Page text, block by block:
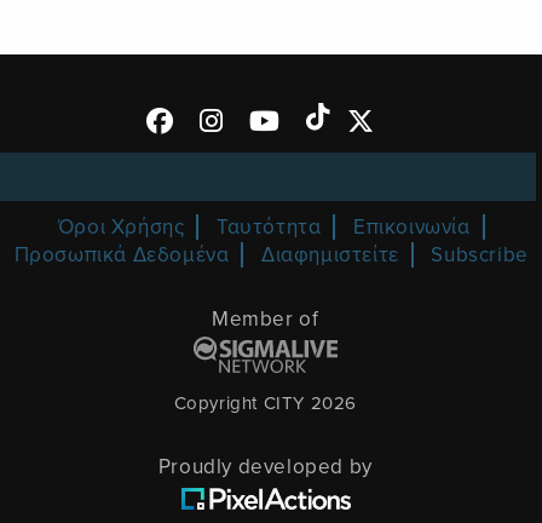
Όροι Χρήσης Ταυτότητα
Επικοινωνία
Προσωπικά Δεδομένα
Διαφημιστείτε Subscribe
Member of
Copyright CITY 2026
Proudly developed by